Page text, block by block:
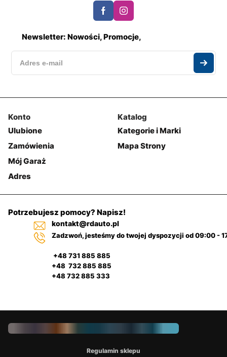
Newsletter: Nowości, Promocje,
Konto
Ulubione
Zamówienia
Mój Garaż
Adres
Katalog
Kategorie i Marki
Mapa Strony
Potrzebujesz pomocy? Napisz!
kontakt@rdauto.pl
Zadzwoń, jesteśmy do twojej dyspozycji od 09:00 -
+48 731 885 885
+48 732 885 885
+48 732 885 333
Regulamin sklepu